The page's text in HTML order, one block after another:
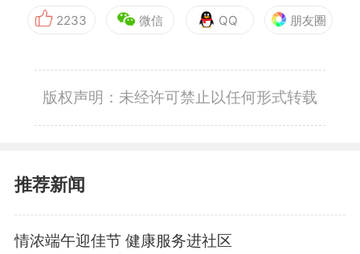
2233 微信 QQ 朋友圈
版权声明：未经许可禁止以任何形式转载
推荐新闻
情浓端午迎佳节 健康服务进社区